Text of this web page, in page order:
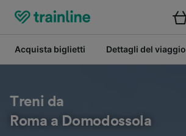
Acquista biglietti Dettagli del viaggio
Treni da
Roma a Domodossola